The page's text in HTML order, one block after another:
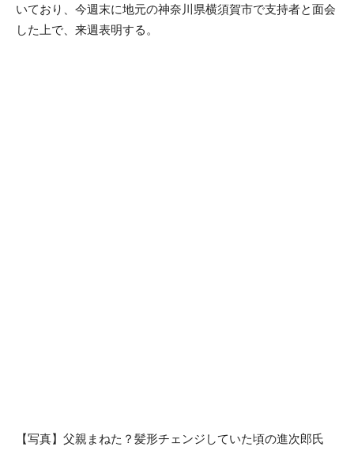
いており、今週末に地元の神奈川県横須賀市で支持者と面会
した上で、来週表明する。
【写真】父親まねた？髪形チェンジしていた頃の進次郎氏